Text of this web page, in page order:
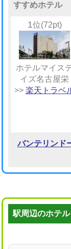
すすめホテル
1位(72pt)
ホテルマイス
イズ名古屋栄
>> 楽天トラベ
バンテリンド
駅周辺のホテ